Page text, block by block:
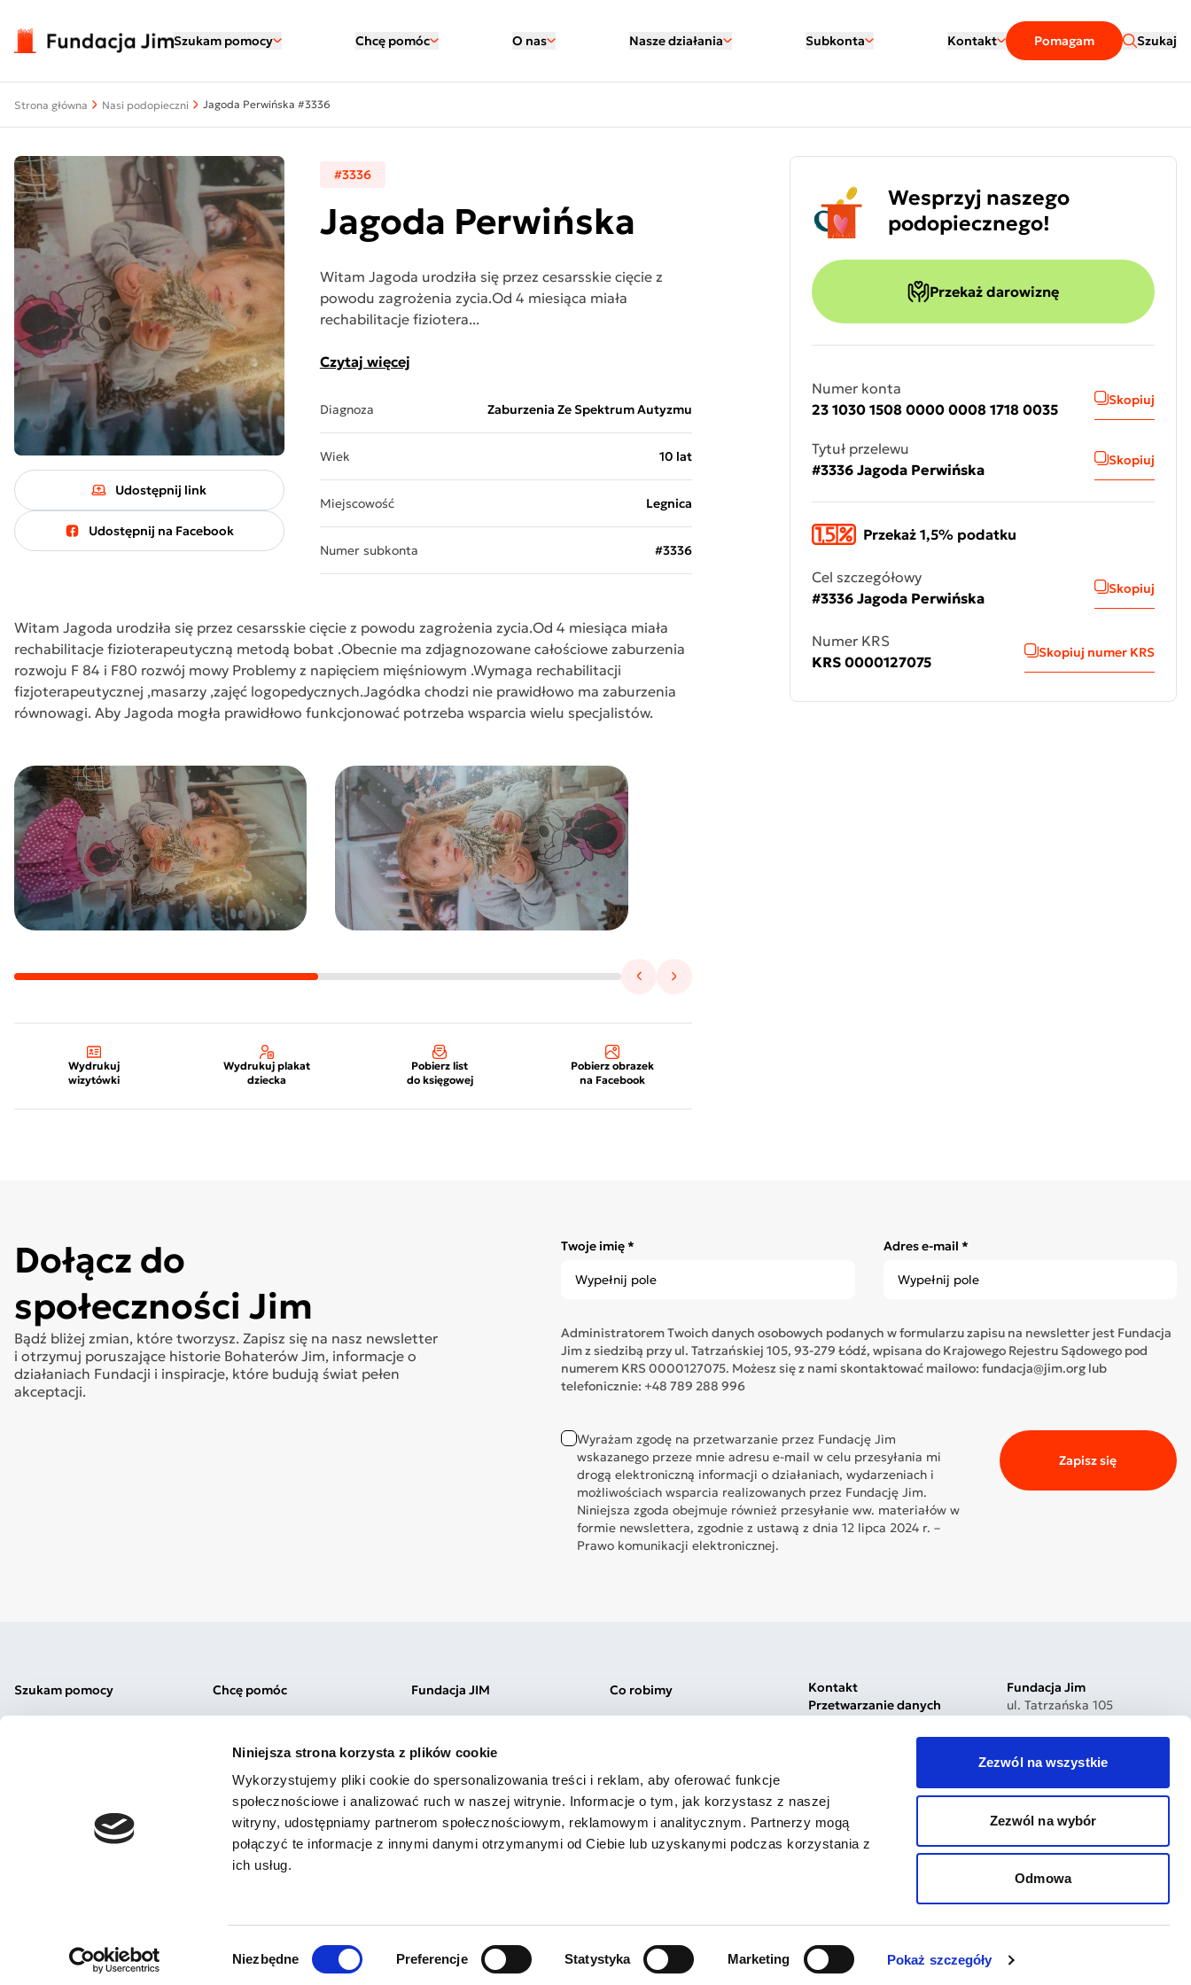
Niniejsza strona korzysta z plików cookie
Wykorzystujemy pliki cookie do spersonalizowania treści i reklam, aby oferować funkcje
społecznościowe i analizować ruch w naszej witrynie. Informacje o tym, jak korzystasz z naszej
witryny, udostępniamy partnerom społecznościowym, reklamowym i analitycznym. Partnerzy mogą
połączyć te informacje z innymi danymi otrzymanymi od Ciebie lub uzyskanymi podczas korzystania z
ich usług.
Niezbędne Preferencje Statystyka Marketing Pokaż szczegóły
Zezwól na wszystkie
Zezwól na wybór
Odmowa
Szukam pomocy Chcę pomóc O nas Nasze działania Subkonta Kontakt Pomagam Szukaj
Strona główna Nasi podopieczni Jagoda Perwińska #3336
Udostępnij link
Udostępnij na Facebook
#3336
Jagoda Perwińska
Witam Jagoda urodziła się przez cesarsskie cięcie z
powodu zagrożenia zycia.Od 4 miesiąca miała
rechabilitacje fiziotera...
Czytaj więcej
Diagnoza Zaburzenia Ze Spektrum Autyzmu
Wiek 10 lat
Miejscowość Legnica
Numer subkonta #3336
Witam Jagoda urodziła się przez cesarsskie cięcie z powodu zagrożenia zycia.Od 4 miesiąca miała
rechabilitacje fizioterapeutyczną metodą bobat .Obecnie ma zdjagnozowane całościowe zaburzenia
rozwoju F 84 i F80 rozwój mowy Problemy z napięciem mięśniowym .Wymaga rechabilitacji
fizjoterapeutycznej ,masarzy ,zajęć logopedycznych.Jagódka chodzi nie prawidłowo ma zaburzenia
równowagi. Aby Jagoda mogła prawidłowo funkcjonować potrzeba wsparcia wielu specjalistów.
Wydrukuj
wizytówki
Wydrukuj plakat
dziecka
Pobierz list
do księgowej
Pobierz obrazek
na Facebook
Wesprzyj naszego
podopiecznego!
Przekaż darowiznę
Numer konta
23 1030 1508 0000 0008 1718 0035
Skopiuj
Tytuł przelewu
#3336 Jagoda Perwińska
Skopiuj
Przekaż 1,5% podatku
Cel szczegółowy
#3336 Jagoda Perwińska
Skopiuj
Numer KRS
KRS 0000127075
Skopiuj numer KRS
Dołącz do
społeczności Jim
Bądź bliżej zmian, które tworzysz. Zapisz się na nasz newsletter
i otrzymuj poruszające historie Bohaterów Jim, informacje o
działaniach Fundacji i inspiracje, które budują świat pełen
akceptacji.
Twoje imię * Adres e-mail *
Administratorem Twoich danych osobowych podanych w formularzu zapisu na newsletter jest Fundacja
Jim z siedzibą przy ul. Tatrzańskiej 105, 93-279 Łódź, wpisana do Krajowego Rejestru Sądowego pod
numerem KRS 0000127075. Możesz się z nami skontaktować mailowo: fundacja@jim.org lub
telefonicznie: +48 789 288 996
Wyrażam zgodę na przetwarzanie przez Fundację Jim
wskazanego przeze mnie adresu e-mail w celu przesyłania mi
drogą elektroniczną informacji o działaniach, wydarzeniach i
możliwościach wsparcia realizowanych przez Fundację Jim.
Niniejsza zgoda obejmuje również przesyłanie ww. materiałów w
formie newslettera, zgodnie z ustawą z dnia 12 lipca 2024 r. –
Prawo komunikacji elektronicznej.
Zapisz się
Szukam pomocy Chcę pomóc
Uważna Szkoła
Podaruj 1,5%
Nasi fundraiserzy
Fundacja JIM
Kariera
Praktyki
Wolontariat
Sprawozdania
Co robimy
Szkoła Jim Warszawa
Przedszkole Jim Warszawa
Szkolenia
Kontakt
Przetwarzanie danych
Jakość i bezpieczeństwo
Reklamacje
Fundacja Jim
ul. Tatrzańska 105
Nr konta:
03 1030 1999 7750 0000
Bądź na bieżąco
Projekt i wdrożenieTamago Software